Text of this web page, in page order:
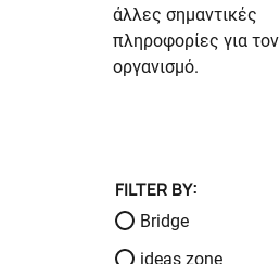
άλλες σημαντικές
πληροφορίες για τον
οργανισμό.
FILTER BY:
Bridge
ideas zone